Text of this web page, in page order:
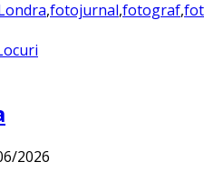
,fotojurnal,fotograf,
2026